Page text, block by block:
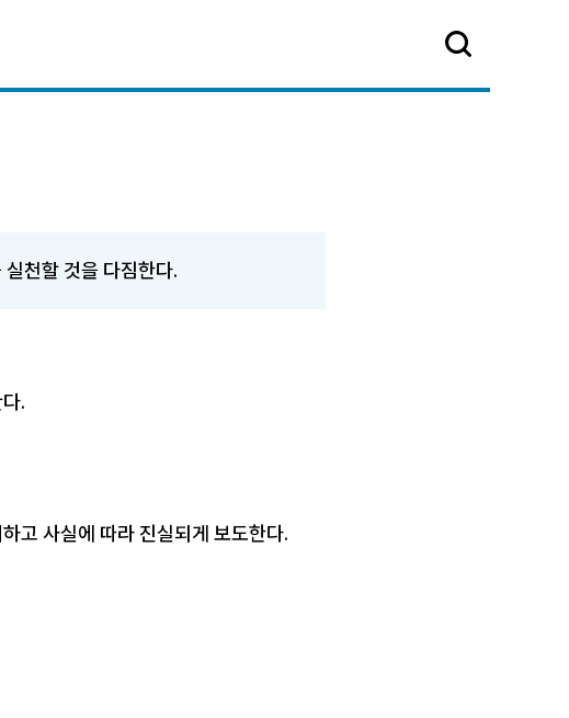
천할 것을 다짐한다.
.
고 사실에 따라 진실되게 보도한다.